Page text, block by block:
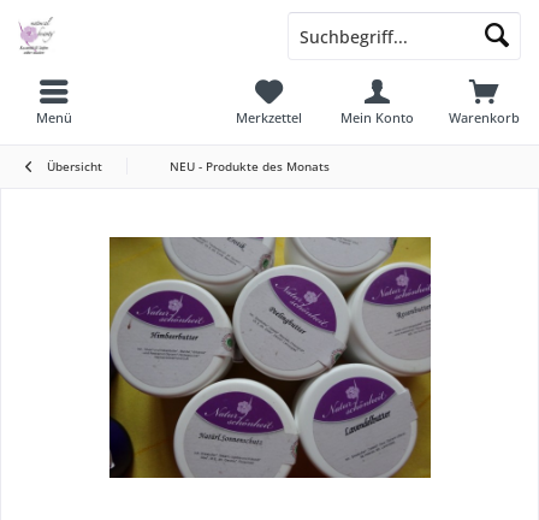
Menü Warenkorb
Merkzettel Mein Konto
Übersicht NEU - Produkte des Monats